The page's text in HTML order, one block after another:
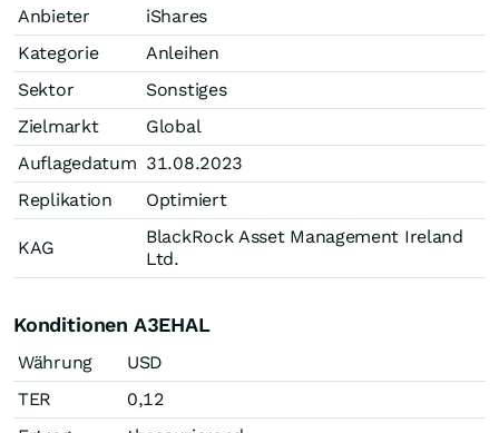
Anbieter
iShares
Kategorie
Anleihen
Sektor
Sonstiges
Zielmarkt
Global
Auflagedatum 31.08.2023
Replikation
Optimiert
KAG
BlackRock Asset Management Ireland
Ltd.
Konditionen A3EHAL
Währung
USD
TER
0,12